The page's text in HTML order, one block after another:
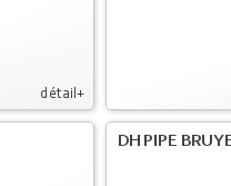
détail+
DH PIPE